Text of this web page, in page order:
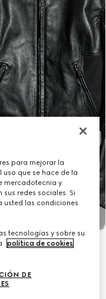
para mejorar la
que se hace de la
mercadotecnia y
redes sociales. Si
usted las condiciones
tecnologías y sobre su
política de cookies.
DE